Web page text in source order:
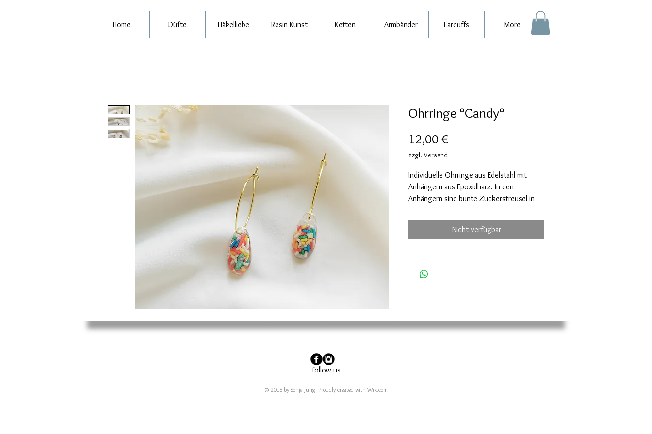
Home Düfte Häkelliebe Resin Kunst Ketten Armbänder Earcuffs More
Ohrringe °Candy°
12,00 €
zzgl. Versand
Individuelle Ohrringe aus Edelstahl mit
Anhängern aus Epoxidharz. In den
Anhängern sind bunte Zuckerstreusel in
haben einen Durchmesser von ca. 2,5 cm.
Der Anhänger hat eine Tropfenform und ist
und sind somit Unikate.
Nicht verfügbar
follow us
© 2018 by Sonja Jung. Proudly created with Wix.com